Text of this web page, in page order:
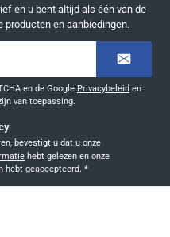
en u bent altijd als één van de
producten en aanbiedingen.
en de Google Privacybeleid en
van toepassing.
Door doorgaan te selecteren, bevestigt u dat u onze
hebt geaccepteerd. *